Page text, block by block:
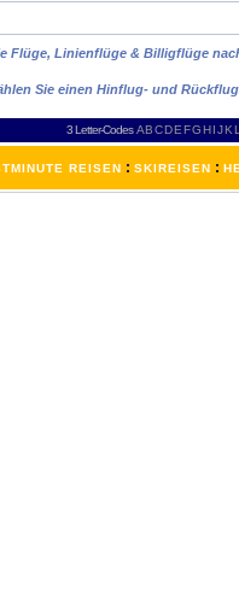
Flüge, Linienflüge & Billigflüge
Sie einen Hinflug- und
3 Letter-Codes ABCDEFGH IJKL
REISEN : SKIREISEN :